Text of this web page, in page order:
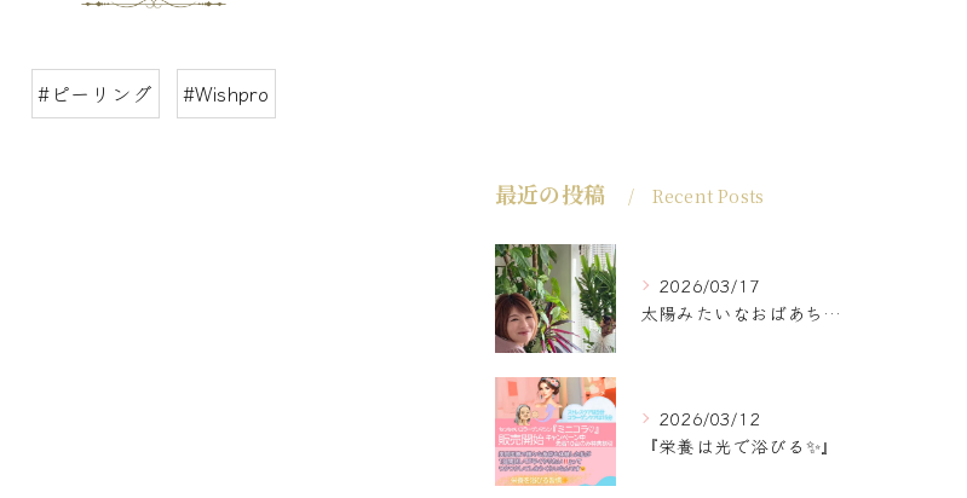
#ピーリング #Wishpro
最近の投稿 Recent Posts
2026/03/17
太陽みたいなおばあちゃんに
2026/03/12
『栄養は光で浴びる✨』